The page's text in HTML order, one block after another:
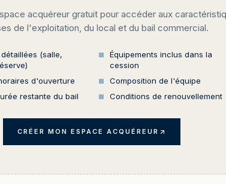
acquéreur gratuit pour accéder aux
de l'exploitation, du local et du bail commercial.
(salle,
Équipements inclus dans la
cession
d'ouverture
Composition de l'équipe
restante du bail
Conditions de renouvellement
CRÉER MON ESPACE ACQUÉREUR